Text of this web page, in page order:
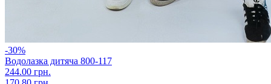
-30%
Водолазка дитяча 800-117
244.00 грн.